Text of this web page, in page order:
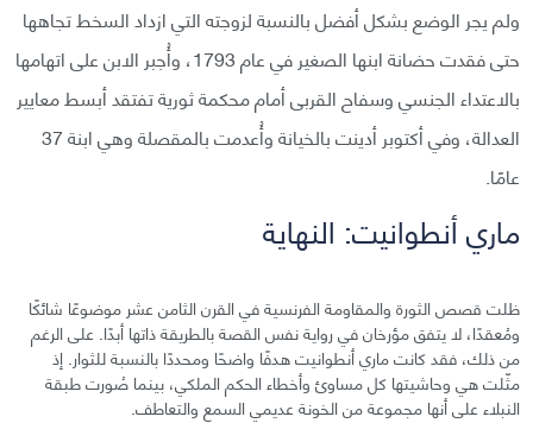
ولم يجر الوضع بشكل أفضل بالنسبة لزوجته التي ازداد السخط تجاهها
حتى فقدت حضانة ابنها الصغير في عام 1793، وأُجبر الابن على اتهامها
بالاعتداء الجنسي وسفاح القربى أمام محكمة ثورية تفتقد أبسط معايير
العدالة، وفي أكتوبر أدينت بالخيانة وأُعدمت بالمقصلة وهي ابنة 37
عامًا.
ماري أنطوانيت: النهاية
ظلت قصص الثورة والمقاومة الفرنسية في القرن الثامن عشر موضوعًا شائكًا
ومُعقدًا، لا يتفق مؤرخان في رواية نفس القصة بالطريقة ذاتها أبدًا. على الرغم
من ذلك، فقد كانت ماري أنطوانيت هدفًا واضحًا ومحددًا بالنسبة للثوار. إذ
مثّلت هي وحاشيتها كل مساوئ وأخطاء الحكم الملكي، بينما صُورت طبقة
النبلاء على أنها مجموعة من الخونة عديمي السمع والتعاطف.